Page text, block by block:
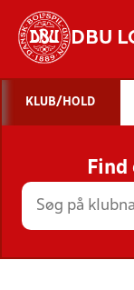
DBU
KLUB/HOLD